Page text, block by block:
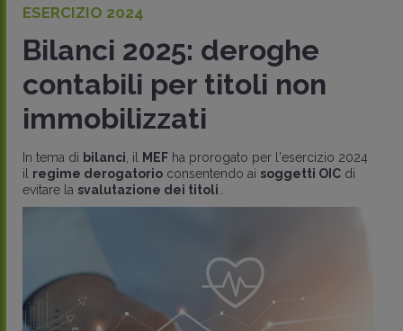
ESERCIZIO 2024
Bilanci 2025: deroghe
contabili per titoli non
immobilizzati
In tema di bilanci , il MEF ha prorogato per l'esercizio 2024
il regime derogatorio consentendo ai soggetti OIC di
evitare la svalutazione dei titoli